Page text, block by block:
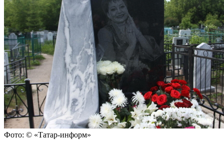
Фото: © «Татар-информ»